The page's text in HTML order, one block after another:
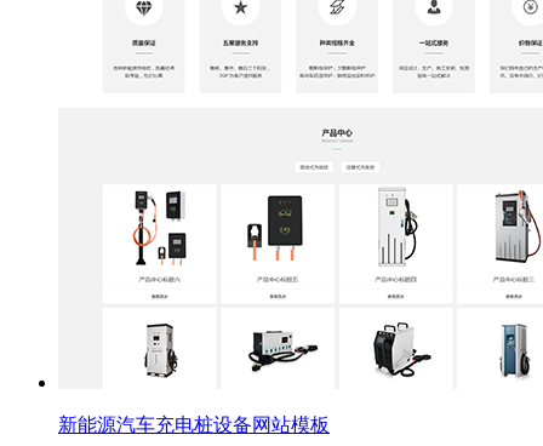
新能源汽车充电桩设备网站模板